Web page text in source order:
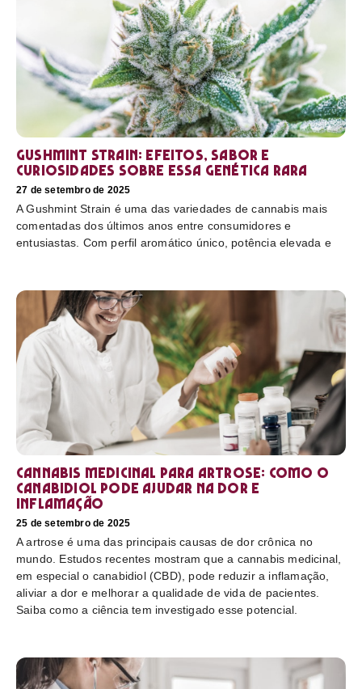
Gushmint Strain: efeitos, sabor e
curiosidades sobre essa genética rara
27 de setembro de 2025
A Gushmint Strain é uma das variedades de cannabis mais
comentadas dos últimos anos entre consumidores e
entusiastas. Com perfil aromático único, potência elevada e
Cannabis medicinal para artrose: como o
canabidiol pode ajudar na dor e
inflamação
25 de setembro de 2025
A artrose é uma das principais causas de dor crônica no
mundo. Estudos recentes mostram que a cannabis medicinal,
em especial o canabidiol (CBD), pode reduzir a inflamação,
aliviar a dor e melhorar a qualidade de vida de pacientes.
Saiba como a ciência tem investigado esse potencial.